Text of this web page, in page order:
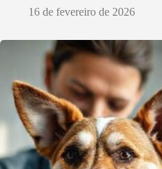
16 de fevereiro de 2026